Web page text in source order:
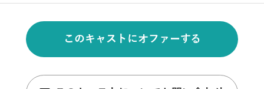
このキャストにオファーする